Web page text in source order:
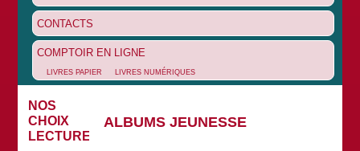
CONTACTS
COMPTOIR EN LIGNE
LIVRES PAPIER LIVRES NUMÉRIQUES
NOS
CHOIX
LECTURES
ALBUMS JEUNESSE